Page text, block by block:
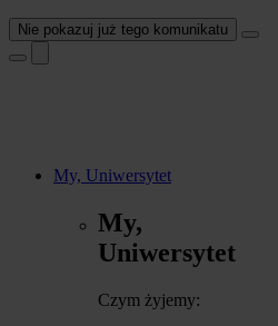
Nie pokazuj już tego komunikatu
My, Uniwersytet
My,
Uniwersytet
Czym żyjemy: